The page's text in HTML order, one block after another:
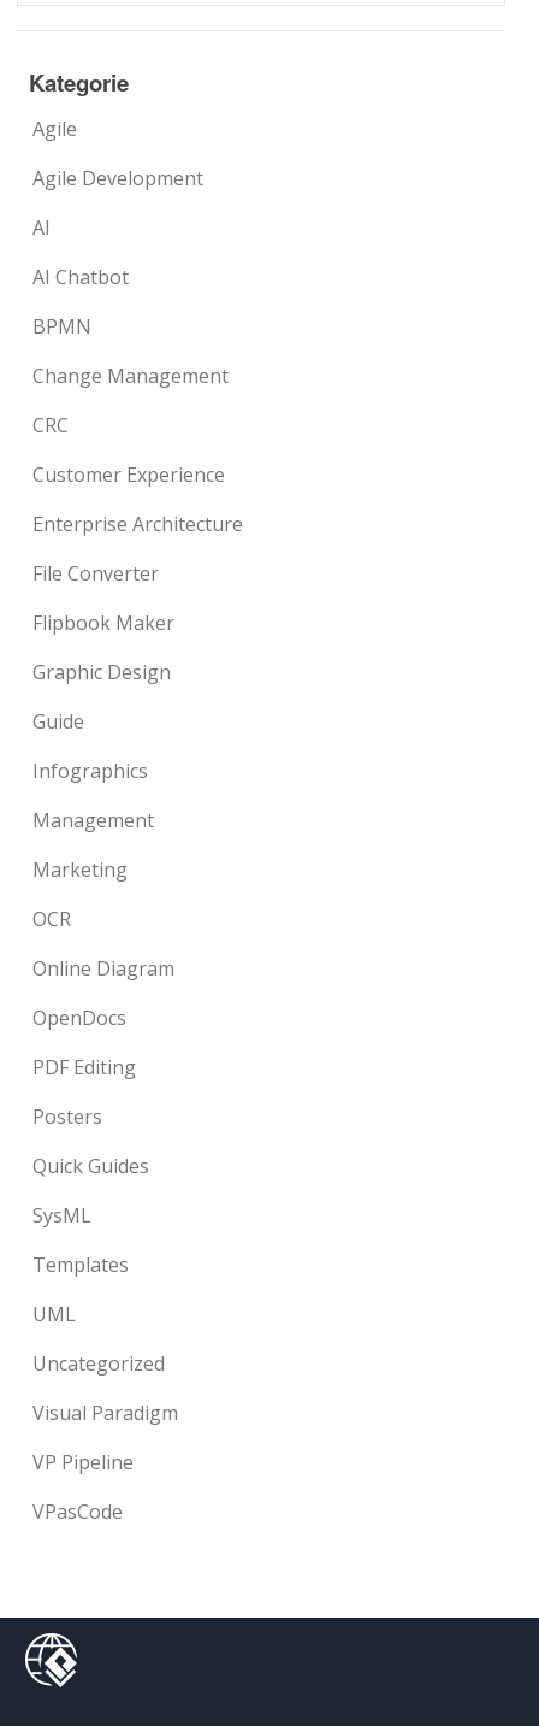
Kategorie
Agile
Agile Development
AI
AI Chatbot
BPMN
Change Management
CRC
Customer Experience
Enterprise Architecture
File Converter
Flipbook Maker
Graphic Design
Guide
Infographics
Management
Marketing
OCR
Online Diagram
OpenDocs
PDF Editing
Posters
Quick Guides
SysML
Templates
UML
Uncategorized
Visual Paradigm
VP Pipeline
VPasCode